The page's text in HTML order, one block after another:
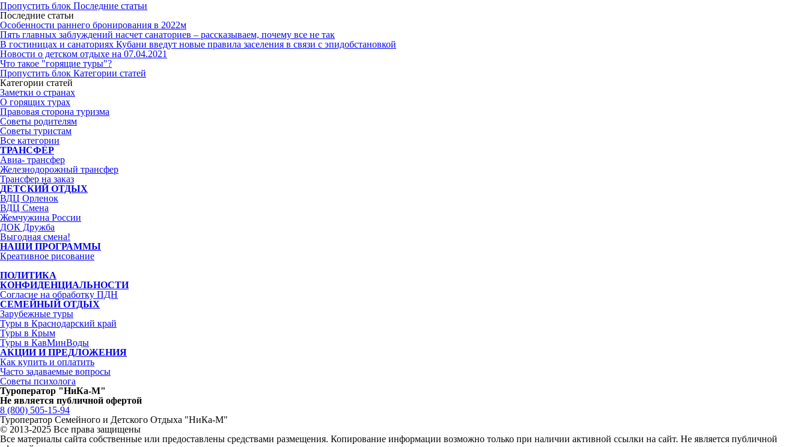
Пропустить блок Последние статьи
Последние статьи
Особенности раннего бронирования в 2022м
Пять главных заблуждений насчет санаториев – рассказываем, почему все не так
В гостиницах и санаториях Кубани введут новые правила заселения в связи с эпидобстановкой
Новости о детском отдыхе на 07.04.2021
Что такое "горящие туры"?
Пропустить блок Категории статей
Категории статей
Заметки о странах
О горящих турах
Правовая сторона туризма
Советы родителям
Советы туристам
Все категории
ТРАНСФЕР
Авиа- трансфер
Железнодорожный трансфер
Трансфер на заказ
ДЕТСКИЙ ОТДЫХ
ВДЦ Орленок
ВДЦ Смена
Жемчужина России
ДОК Дружба
Выгодная смена!
НАШИ ПРОГРАММЫ
Креативное рисование
ПОЛИТИКА
КОНФИДЕНЦИАЛЬНОСТИ
Согласие на обработку ПДН
СЕМЕЙНЫЙ ОТДЫХ
Зарубежные туры
Туры в Краснодарский край
Туры в Крым
Туры в КавМинВоды
АКЦИИ И ПРЕДЛОЖЕНИЯ
Как купить и оплатить
Часто задаваемые вопросы
Советы психолога
Туроператор "НиКа-М"
Не является публичной офертой
8 (800) 505-15-94
Туроператор Семейного и Детского Отдыха "НиКа-М"
© 2013-2025 Все права защищены
Все материалы сайта собственные или предоставлены средствами размещения. Копирование информации возможно только при наличии активной ссылки на сайт. Не является публичной